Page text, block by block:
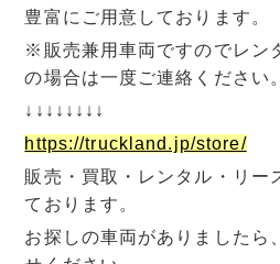
豊富にご用意しております。
※販売兼用車両ですのでレン
の場合は一度ご連絡ください。
↓↓↓↓↓↓↓↓
https://truckland.jp/store/
販売・買取・レンタル・リー
ております。
お探しの車両がありましたら